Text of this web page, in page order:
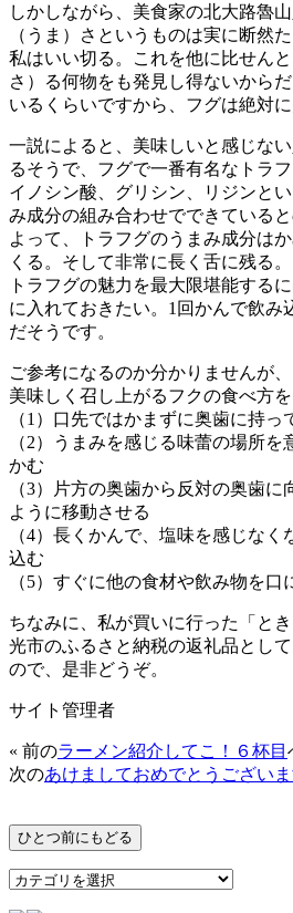
しかしながら、美食家の北大路魯
（うま）さというものは実に断然
私はいい切る。これを他に比せん
さ）る何物をも発見し得ないから
いるくらいですから、フグは絶対に
一説によると、美味しいと感じな
るそうで、フグで一番有名なトラフ
イノシン酸、グリシン、リジンと
み成分の組み合わせでできていると
よって、トラフグのうまみ成分は
くる。そして非常に長く舌に残る。
トラフグの魅力を最大限堪能する
に入れておきたい。1回かんで飲み
だそうです。
ご参考になるのか分かりませんが
美味しく召し上がるフクの食べ方
（1）口先ではかまずに奥歯に持っ
（2）うまみを感じる味蕾の場所を
かむ
（3）片方の奥歯から反対の奥歯
ように移動させる
（4）長くかんで、塩味を感じな
込む
（5）すぐに他の食材や飲み物を
ちなみに、私が買いに行った「とき
光市のふるさと納税の返礼品とし
ので、是非どうぞ。
サイト管理者
« 前のラーメン紹介してこ！６杯目
次のあけましておめでとうございま